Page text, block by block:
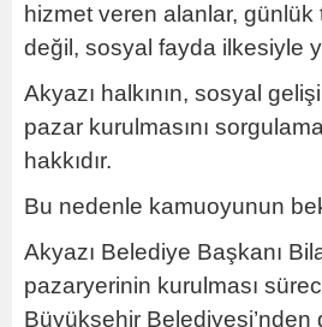
hizmet veren alanlar, günlük
değil, sosyal fayda ilkesiyle
Akyazı halkının, sosyal
pazar kurulmasını
hakkıdır.
Bu nedenle kamuoyunun
Akyazı Belediye Başkanı
pazaryerinin kurulması
Büyükşehir Belediyesi’nden